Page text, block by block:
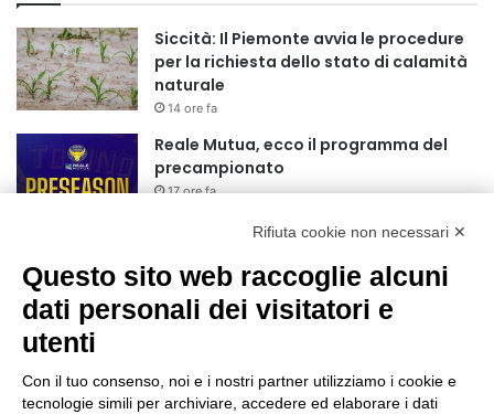
Siccità: Il Piemonte avvia le procedure
per la richiesta dello stato di calamità
naturale
14 ore fa
Reale Mutua, ecco il programma del
precampionato
17 ore fa
Nidi comunali: dalla Regione 1,5 milioni
di euro per ampliare gli orari dei servizi
a parità di tariffa
20 ore fa
collegamenti verso la collina
20 ore fa
Rifiuta cookie non necessari ✕
Questo sito web raccoglie alcuni
dati personali dei visitatori e
utenti
Con il tuo consenso, noi e i nostri partner utilizziamo i cookie e
tecnologie simili per archiviare, accedere ed elaborare i dati